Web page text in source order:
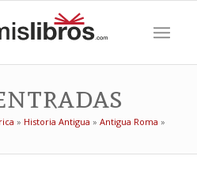
» Historia Antigua » Antigua Roma »